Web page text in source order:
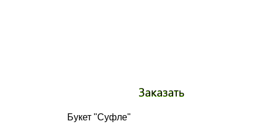
Букет "Суфле"
Заказать